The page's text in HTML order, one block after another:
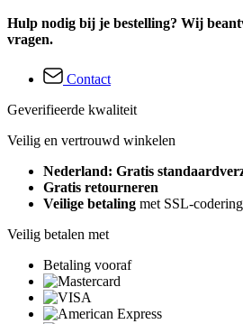
Hulp nodig bij je bestelling? Wij
vragen.
Contact
Geverifieerde kwaliteit
Veilig en vertrouwd winkelen
Nederland: Gratis
Gratis retourneren
Veilige betaling met SSL-codering
Veilig betalen met
Betaling vooraf